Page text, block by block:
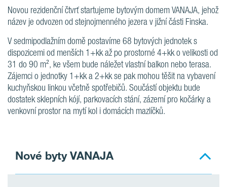
Novou rezidenční čtvrť startujeme bytovým domem VANAJA, jehož
název je odvozen od stejnojmenného jezera v jižní části Finska.
V sedmipodlažním domě postavíme 68 bytových jednotek s
dispozicemi od menších 1+kk až po prostorné 4+kk o velikosti od
31 do 90 m², ke všem bude náležet vlastní balkon nebo terasa.
Zájemci o jednotky 1+kk a 2+kk se pak mohou těšit na vybavení
kuchyňskou linkou včetně spotřebičů. Součástí objektu bude
dostatek sklepních kójí, parkovacích stání, zázemí pro kočárky a
venkovní prostor na mytí kol i domácích mazlíčků.
Nové byty VANAJA